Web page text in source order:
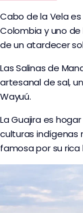
Cabo de la Vela
Colombia y uno
de un atardecer
Las Salinas de
artesanal de sal,
Wayuú.
La Guajira es
culturas indígenas
famosa por su